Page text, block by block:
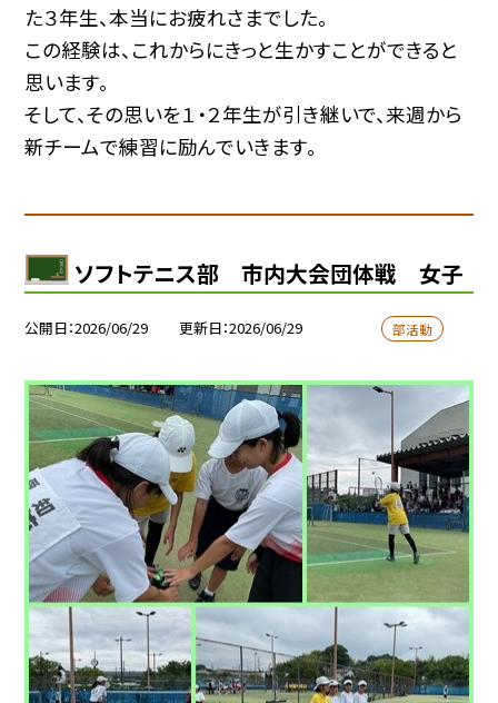
た３年生、本当にお疲れさまでした。
この経験は、これからにきっと生かすことができると
思います。
そして、その思いを１・２年生が引き継いで、来週から
新チームで練習に励んでいきます。
ソフトテニス部 市内大会団体戦 女子
公開日 2026/06/29 更新日 2026/06/29 部活動